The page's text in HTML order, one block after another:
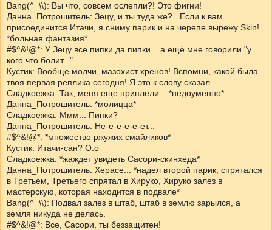
Bang(^_\\): Вы что, совсем ослепли?! Это фигни!
Данна_Потрошитель: Зецу, и ты туда же?.. Если к вам
присоединится Итачи, я сниму парик и на черепе вырежу Skin!
*больная фантазия*
#$^&!@*: У Зецу все пипки да пипки... а ещё мне говорили "у
кого что болит..."
Кустик: Вообще молчи, мазохист хренов! Вспомни, какой была
твоя первая реплика сегодня! Я это к слову сказал.
Сладкоежка: Так, меня еще приплели... *недоуменно*
Данна_Потрошитель: *молицца*
Сладкоежка: Ммм... Пипки?
Данна_Потрошитель: Не-е-е-е-е-ет...
#$^&!@*: *множество ржужих смайликов*
Кустик: Итачи-сан? О.о
Сладкоежка: *жаждет увидеть Сасори-скинхеда*
Данна_Потрошитель: Херасе... *надел второй парик, спрятался
в Третьем, Третьего спрятал в Хируко, Хируко залез в
мастерскую, которая находится в подвале*
Bang(^_\\): Подвал залез в штаб, штаб в землю зарылся, а
земля никуда не делась.
#$^&!@*: Все, Сасори, ты беззащитен!